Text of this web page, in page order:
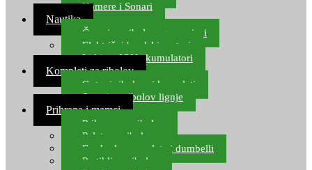
Kamere i Sonari
Nautika
Čamci za ribolov, gumenjaci
Električni brodski motori
Lithium ION akumulatori
Kompleti za ribolov
Gotovi ribolovni kompleti
Setovi za ribolov lignje
Prihrana i mamci
Prihrana za ribolov
Pelete za ribolov
Feeder lovne pelete i dumbelli
Partikli za ribolov